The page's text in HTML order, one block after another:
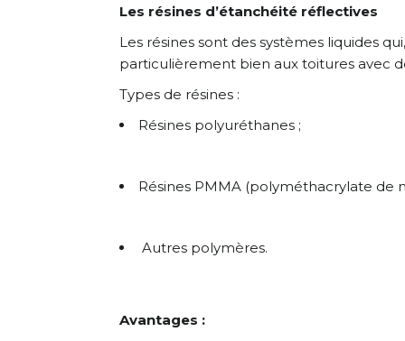
Les résines d’étanchéité réflectives
Les résines sont des systèmes liquides
particulièrement bien aux toitures avec
Types de résines :
Résines polyuréthanes ;
Résines PMMA (polyméthacrylate de
Autres polymères.
Avantages :